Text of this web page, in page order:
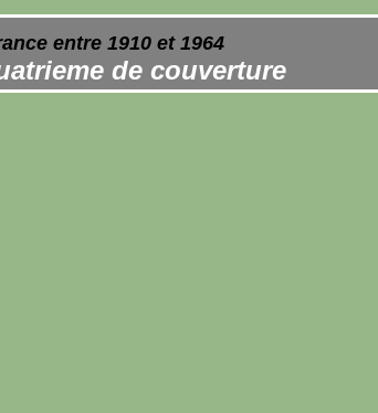
entre 1910 et 1964
de couverture